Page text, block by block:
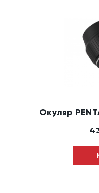
Окуляр